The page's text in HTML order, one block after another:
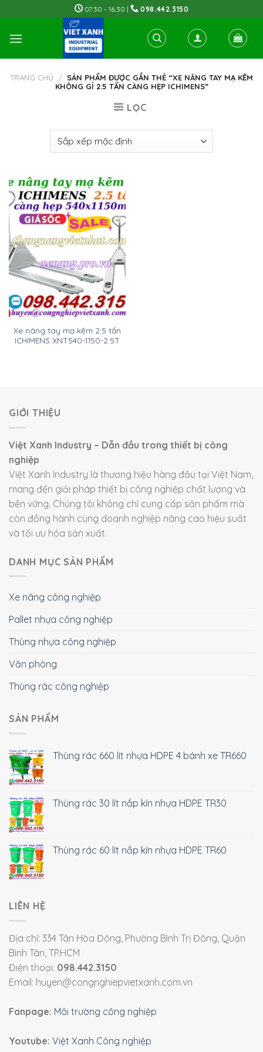
to
content
07:30 - 16:30 | 098.442.3150
TRANG CHỦ / SẢN PHẨM ĐƯỢC GẮN THẺ “XE NÂNG TAY MẠ KẼM
KHÔNG GỈ 2.5 TẤN CÀNG HẸP ICHIMENS”
LỌC
Xe nâng tay mạ kẽm 2.5 tấn
ICHIMENS XNT540-1150-2.5T
GIỚI THIỆU
Việt Xanh Industry – Dẫn đầu trong thiết bị công
nghiệp
Việt Xanh Industry là thương hiệu hàng đầu tại Việt Nam,
mang đến giải pháp thiết bị công nghiệp chất lượng và
bền vững. Chúng tôi không chỉ cung cấp sản phẩm mà
còn đồng hành cùng doanh nghiệp nâng cao hiệu suất
và tối ưu hóa sản xuất.
DANH MỤC SẢN PHẨM
Xe nâng công nghiệp
Pallet nhựa công nghiệp
Thùng nhựa công nghiệp
Văn phòng
Thùng rác công nghiệp
SẢN PHẨM
Thùng rác 660 lít nhựa HDPE 4 bánh xe TR660
Thùng rác 30 lít nắp kín nhựa HDPE TR30
Thùng rác 60 lít nắp kín nhựa HDPE TR60
LIÊN HỆ
Địa chỉ: 334 Tân Hòa Đông, Phường Bình Trị Đông, Quận
Bình Tân, TP.HCM
Điện thoại: 098.442.3150
Email: huyen@congnghiepvietxanh.com.vn
Fanpage: Môi trường công nghiệp
Youtube: Việt Xanh Công nghiệp